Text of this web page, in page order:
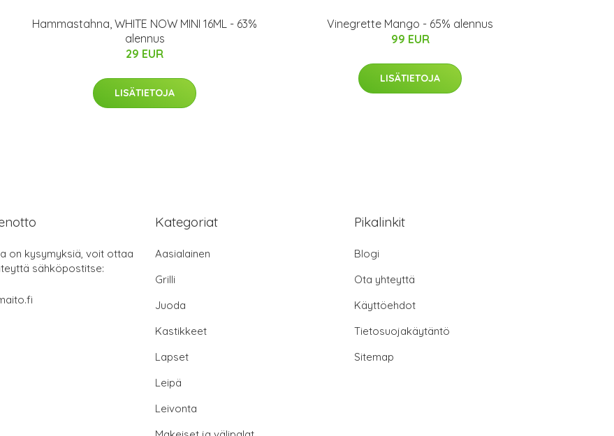
Hammastahna, WHITE NOW MINI 16ML - 63%
alennus
29 EUR
LISÄTIETOJA
Vinegrette Mango - 65% alennus
99 EUR
LISÄTIETOJA
on kysymyksiä, voit ottaa
sähköpostitse:
Kategoriat
Aasialainen
Grilli
Juoda
Kastikkeet
Lapset
Leipä
Leivonta
Pikalinkit
Blogi
Ota yhteyttä
Käyttöehdot
Tietosuojakäytäntö
Sitemap